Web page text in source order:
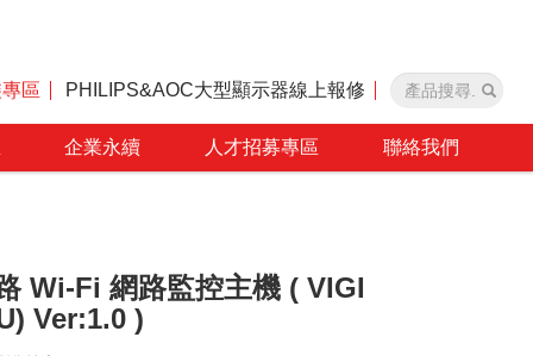
區 PHILIPS&AOC大型顯示器線上報修
企業永續 人才招募專區 聯絡我們
Wi-Fi 網路監控主機 ( VIGI
Ver:1.0 )